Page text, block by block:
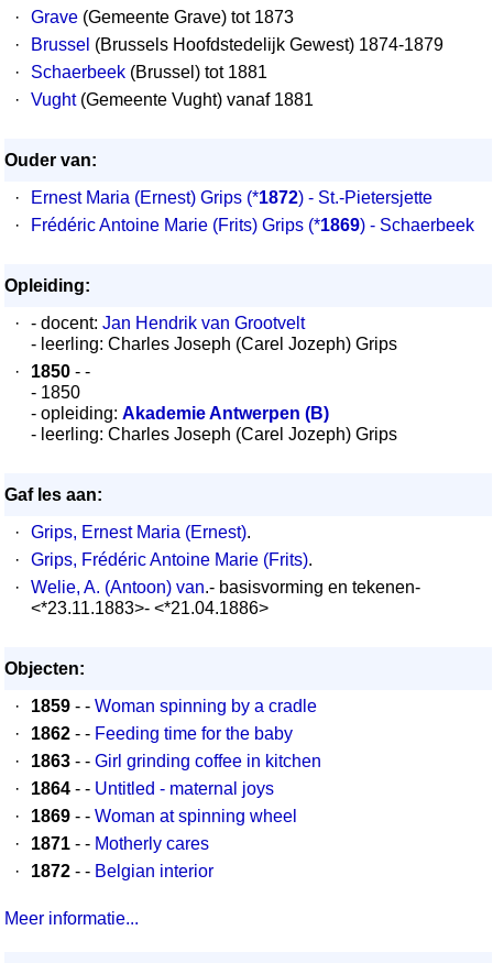
·
Grave (Gemeente Grave) tot 1873
·
Brussel (Brussels Hoofdstedelijk Gewest) 1874-1879
·
Schaerbeek (Brussel) tot 1881
·
Vught(Gemeente Vught) vanaf 1881
Ouder van:
·
Ernest Maria (Ernest) Grips (*1872) - St.-Pietersjette
·
Frédéric Antoine Marie (Frits) Grips (*1869) - Schaerbeek
Opleiding:
·
- docent: Jan Hendrik van Grootvelt
- leerling: Charles Joseph (Carel Jozeph) Grips
·
1850 - -
- 1850
- opleiding: Akademie Antwerpen (B)
- leerling: Charles Joseph (Carel Jozeph) Grips
Gaf les aan:
·
Grips, Ernest Maria (Ernest).
·
Grips, Frédéric Antoine Marie (Frits).
·
Welie, A. (Antoon) van.- basisvorming en tekenen-
<*23.11.1883>- <*21.04.1886>
Objecten:
·
1859 - - Woman spinning by a cradle
·
1862 - - Feeding time for the baby
·
1863 - - Girl grinding coffee in kitchen
·
1864 - - Untitled - maternal joys
·
1869 - - Woman at spinning wheel
·
1871 - - Motherly cares
·
1872 - - Belgian interior
Meer informatie...